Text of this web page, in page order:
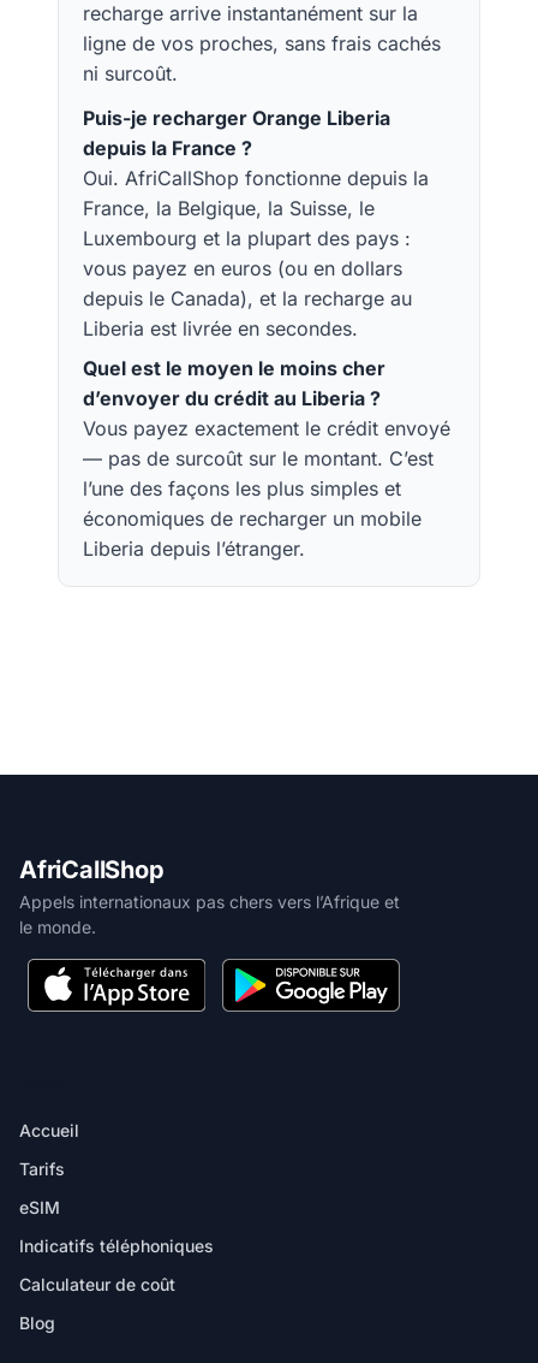
recharge arrive instantanément sur la
ligne de vos proches, sans frais cachés
ni surcoût.
Puis-je recharger Orange Liberia
depuis la France ?
Oui. AfriCallShop fonctionne depuis la
France, la Belgique, la Suisse, le
Luxembourg et la plupart des pays :
vous payez en euros (ou en dollars
depuis le Canada), et la recharge au
Liberia est livrée en secondes.
Quel est le moyen le moins cher
d’envoyer du crédit au Liberia ?
Vous payez exactement le crédit envoyé
— pas de surcoût sur le montant. C’est
l’une des façons les plus simples et
économiques de recharger un mobile
Liberia depuis l’étranger.
AfriCallShop
Appels internationaux pas chers vers l’Afrique et
le monde.
Accueil
Tarifs
eSIM
Indicatifs téléphoniques
Calculateur de coût
Blog